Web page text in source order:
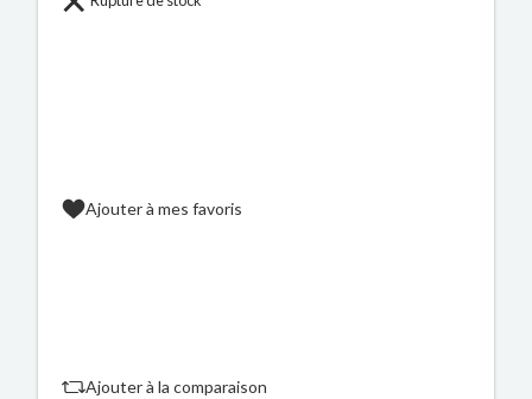
Ajouter à mes favoris
Ajouter à la comparaison